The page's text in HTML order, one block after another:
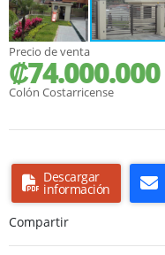
Precio de venta
₡74.000.000
Colón Costarricense
Descargar
información
Compartir